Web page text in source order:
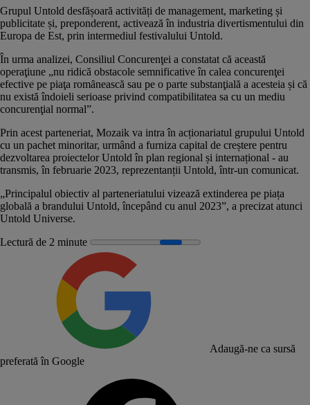
Grupul Untold desfășoară activități de management, marketing și
publicitate și, preponderent, activează în industria divertismentului din
Europa de Est, prin intermediul festivalului Untold.
În urma analizei, Consiliul Concurenţei a constatat că această
operaţiune „nu ridică obstacole semnificative în calea concurenţei
efective pe piaţa romȃnească sau pe o parte substanţială a acesteia și că
nu există îndoieli serioase privind compatibilitatea sa cu un mediu
concurenţial normal”.
Prin acest parteneriat, Mozaik va intra în acționariatul grupului Untold
cu un pachet minoritar, urmând a furniza capital de creștere pentru
dezvoltarea proiectelor Untold în plan regional și internațional - au
transmis, în februarie 2023, reprezentanții Untold, într-un comunicat.
„Principalul obiectiv al parteneriatului vizează extinderea pe piața
globală a brandului Untold, începând cu anul 2023”, a precizat atunci
Untold Universe.
Lectură de 2 minute
Adaugă-ne ca sursă
preferată în Google